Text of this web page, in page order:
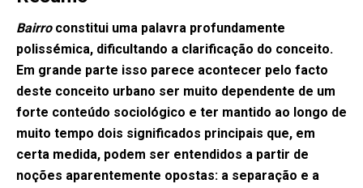
Bairro constitui uma palavra profundamente
polissémica, dificultando a clarificação do conceito.
Em grande parte isso parece acontecer pelo facto
deste conceito urbano ser muito dependente de um
forte conteúdo sociológico e ter mantido ao longo de
muito tempo dois significados principais que, em
certa medida, podem ser entendidos a partir de
noções aparentemente opostas: a separação e a